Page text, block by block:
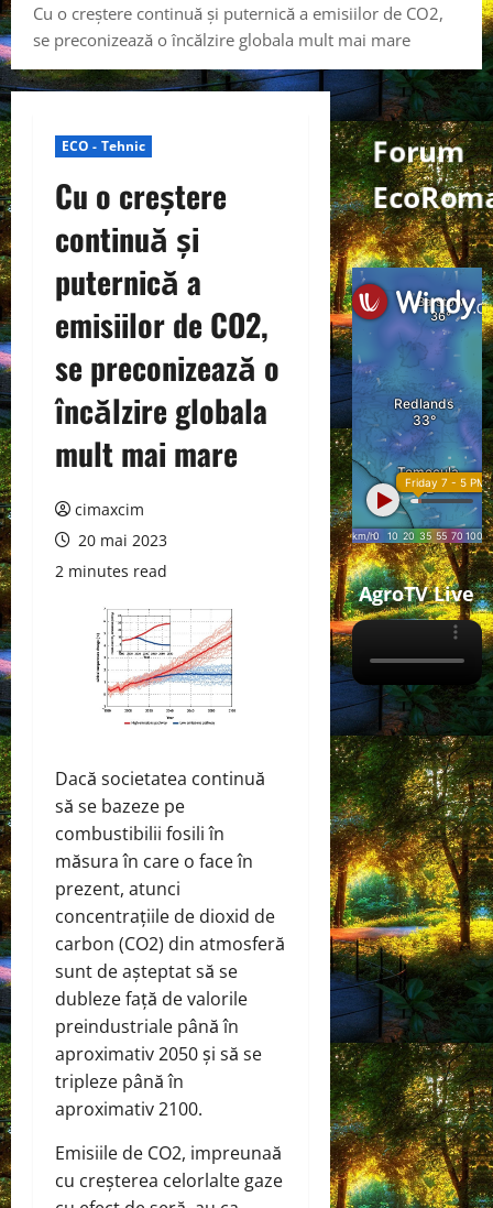
Cu o creștere continuă și puternică a emisiilor de CO2,
se preconizează o încălzire globala mult mai mare
ECO - Tehnic
Cu o creștere
continuă și
puternică a
emisiilor de CO2,
se preconizează o
încălzire globala
mult mai mare
cimaxcim
20 mai 2023
2 minutes read
Dacă societatea continuă
să se bazeze pe
combustibilii fosili în
măsura în care o face în
prezent, atunci
concentrațiile de dioxid de
carbon (CO2) din atmosferă
sunt de așteptat să se
dubleze față de valorile
preindustriale până în
aproximativ 2050 și să se
tripleze până în
aproximativ 2100.
Emisiile de CO2, impreunaă
cu creșterea celorlalte gaze
Forum
AgroTV Live